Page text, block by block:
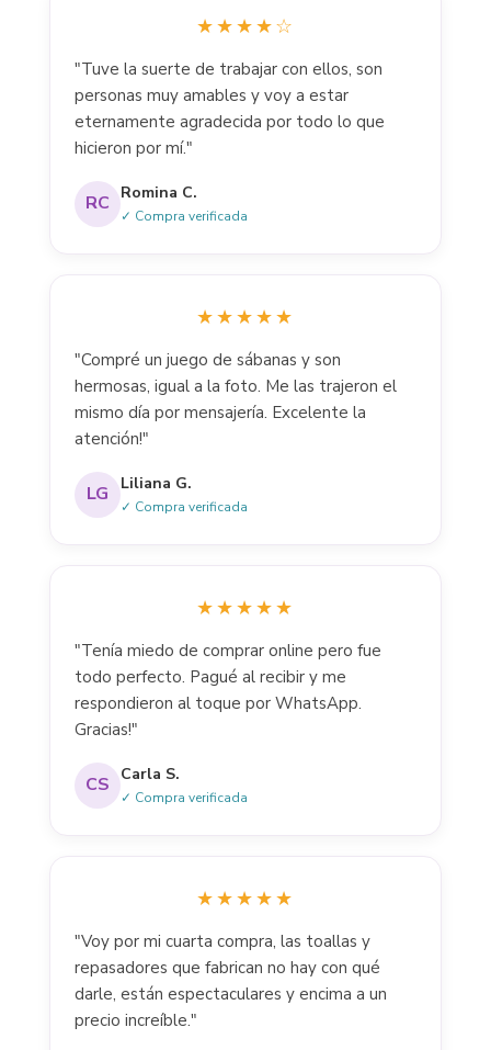
★★★★☆
"Tuve la suerte de trabajar con ellos, son
personas muy amables y voy a estar
eternamente agradecida por todo lo que
hicieron por mí."
RC Romina C.
✓ Compra verificada
★★★★★
"Compré un juego de sábanas y son
hermosas, igual a la foto. Me las trajeron el
mismo día por mensajería. Excelente la
atención!"
LG Liliana G.
✓ Compra verificada
★★★★★
"Tenía miedo de comprar online pero fue
todo perfecto. Pagué al recibir y me
respondieron al toque por WhatsApp.
Gracias!"
CS Carla S.
✓ Compra verificada
★★★★★
"Voy por mi cuarta compra, las toallas y
repasadores que fabrican no hay con qué
darle, están espectaculares y encima a un
precio increíble."